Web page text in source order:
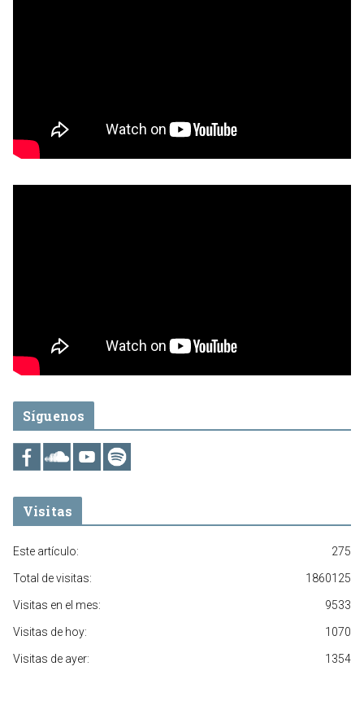
Síguenos
Visitas
275
Este artículo:
1860125
Total de visitas:
9533
Visitas en el mes:
1070
Visitas de hoy:
1354
Visitas de ayer: